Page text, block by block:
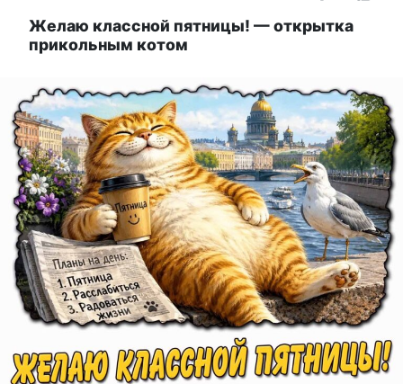
Желаю классной пятницы! — открытка
прикольным котом